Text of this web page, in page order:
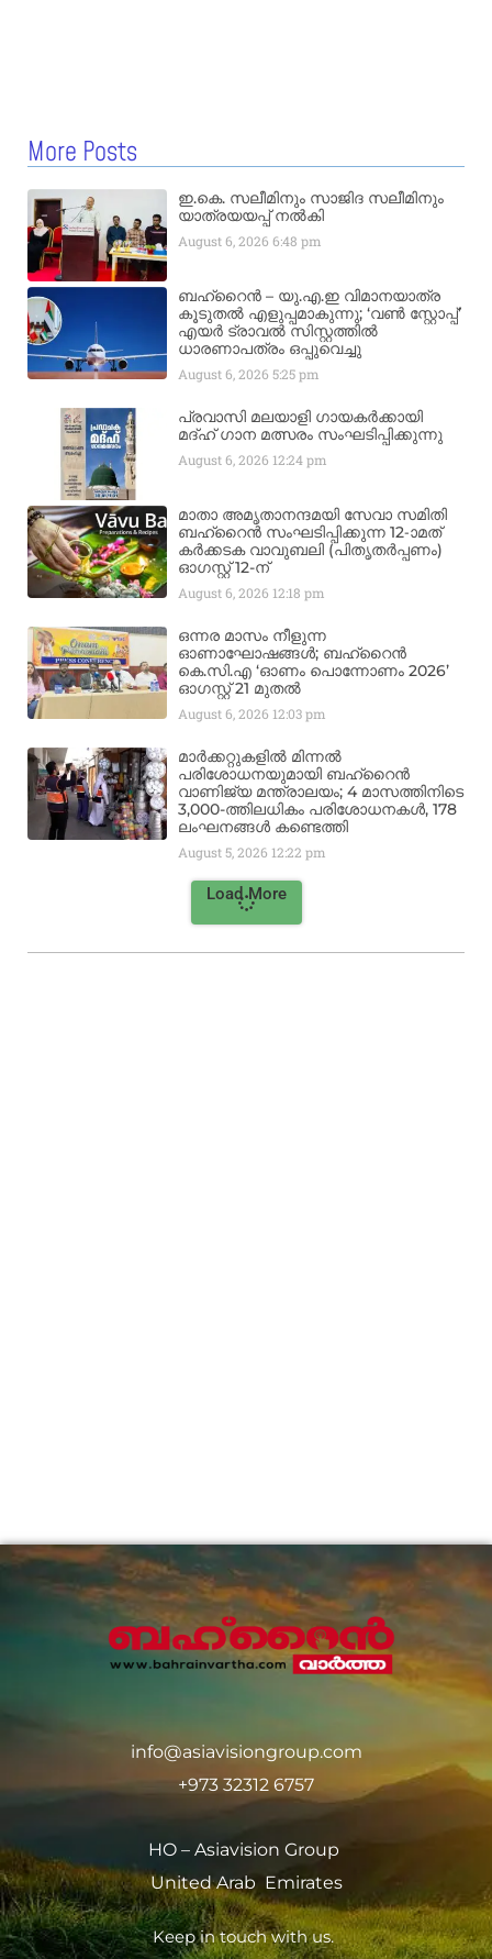
More Posts
ഇ.കെ. സലീമിനും സാജിദ സലീമിനും
യാത്രയയപ്പ് നൽകി
August 6, 20266:48 pm
ബഹ്‌റൈൻ – യു.എ.ഇ വിമാനയാത്ര
കൂടുതൽ എളുപ്പമാകുന്നു; ‘വൺ സ്റ്റോപ്പ്’
എയർ ട്രാവൽ സിസ്റ്റത്തിൽ
ധാരണാപത്രം ഒപ്പുവെച്ചു
August 6, 20265:25 pm
പ്രവാസി മലയാളി ഗായകർക്കായി
മദ്ഹ് ഗാന മത്സരം സംഘടിപ്പിക്കുന്നു
August 6, 2026 12:24 pm
മാതാ അമൃതാനന്ദമയി സേവാ സമിതി
ബഹ്‌റൈൻ സംഘടിപ്പിക്കുന്ന 12-ാമത്
കർക്കടക വാവുബലി (പിതൃതർപ്പണം)
ഓഗസ്റ്റ് 12-ന്
August 6, 2026 12:18 pm
ഒന്നര മാസം നീളുന്ന
ഓണാഘോഷങ്ങൾ; ബഹ്‌റൈൻ
കെ.സി.എ ‘ഓണം പൊന്നോണം 2026’
ഓഗസ്റ്റ് 21 മുതൽ
August 6, 2026 12:03 pm
മാർക്കറ്റുകളിൽ മിന്നൽ
പരിശോധനയുമായി ബഹ്‌റൈൻ
വാണിജ്യ മന്ത്രാലയം; 4 മാസത്തിനിടെ
3,000-ത്തിലധികം പരിശോധനകൾ, 178
ലംഘനങ്ങൾ കണ്ടെത്തി
August 5, 2026 12:22 pm
Load More
info@asiavisiongroup.com
+973 32312 6757
HO – Asiavision Group
United Arab Emirates
Keep in touch with us.